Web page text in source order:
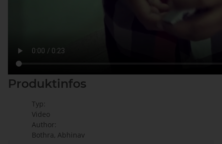
Produktinfos
Typ:
Video
Author:
Bothra, Abhinav